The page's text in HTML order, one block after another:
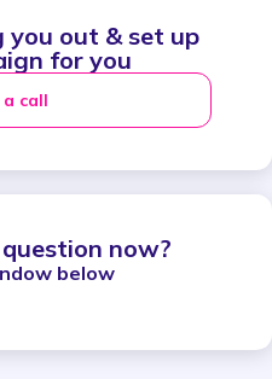
you out & set up
for you
call
now?
below